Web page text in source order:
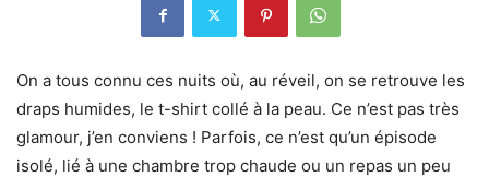
On a tous connu ces nuits où, au réveil, on se retrouve les
draps humides, le t-shirt collé à la peau. Ce n’est pas très
glamour, j’en conviens ! Parfois, ce n’est qu’un épisode
isolé, lié à une chambre trop chaude ou un repas un peu